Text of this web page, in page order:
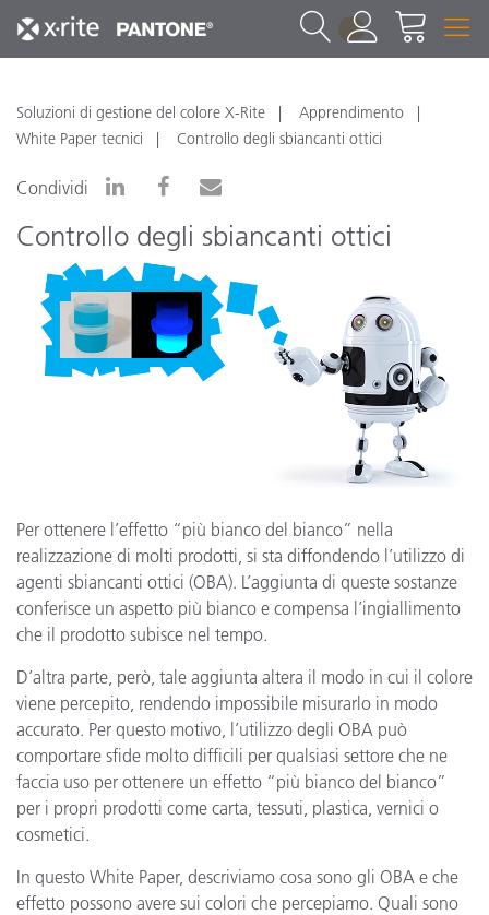
1
Soluzioni di gestione del colore X-Rite
Apprendimento
White Paper tecnici
Controllo degli sbiancanti ottici
Condividi
Controllo degli sbiancanti ottici
Per ottenere l’effetto “più bianco del bianco” nella
realizzazione di molti prodotti, si sta diffondendo l’utilizzo di
agenti sbiancanti ottici (OBA). L’aggiunta di queste sostanze
conferisce un aspetto più bianco e compensa l’ingiallimento
che il prodotto subisce nel tempo.
D’altra parte, però, tale aggiunta altera il modo in cui il colore
viene percepito, rendendo impossibile misurarlo in modo
accurato. Per questo motivo, l’utilizzo degli OBA può
comportare sfide molto difficili per qualsiasi settore che ne
faccia uso per ottenere un effetto “più bianco del bianco”
per i propri prodotti come carta, tessuti, plastica, vernici o
cosmetici.
In questo White Paper, descriviamo cosa sono gli OBA e che
effetto possono avere sui colori che percepiamo. Quali sono